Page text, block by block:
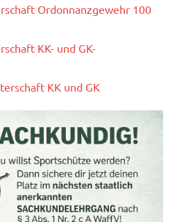
Ordonnanzgewehr 100
KK- und GK-
KK und GK